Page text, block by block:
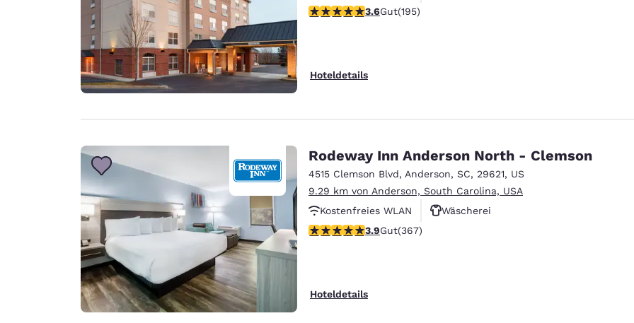
Haustierfreundlich
3.58-Sterne-Bewertung. Gut. 195 Bewertungen
3.6Gut(195)
Hoteldetails
Rodeway Inn Anderson North - Clemson
4515 Clemson Blvd, Anderson, SC, 29621, US
9.29 km von Anderson, South Carolina, USA
Kostenfreies WLAN
Wäscherei
3.85-Sterne-Bewertung. Gut. 367 Bewertungen
3.9Gut(367)
Hoteldetails